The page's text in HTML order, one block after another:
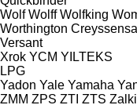
Wolf Wolff Wolfking
Worthington
Versant
Xrok YCM YILTEKS
LPG
Yadon Yale Yamaha
ZMM ZPS ZTI ZTS